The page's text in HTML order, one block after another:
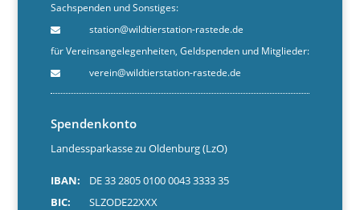
Sachspenden und Sonstiges:
station@wildtierstation-rastede.de
für Vereinsangelegenheiten, Geldspenden und Mitglieder:
verein@wildtierstation-rastede.de
Spendenkonto
Landessparkasse zu Oldenburg (LzO)
IBAN:
DE 33 2805 0100 0043 3333 35
BIC:
SLZODE22XXX